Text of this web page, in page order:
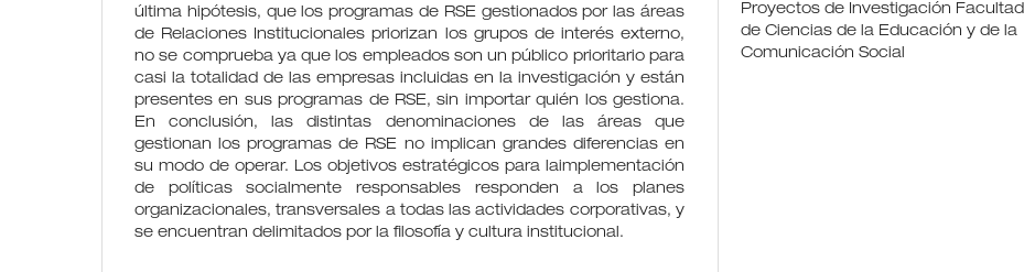
última hipótesis, que los programas de RSE gestionados por las áreas
de Relaciones Institucionales priorizan los grupos de interés externo,
no se comprueba ya que los empleados son un público prioritario para
casi la totalidad de las empresas incluidas en la investigación y están
presentes en sus programas de RSE, sin importar quién los gestiona.
En conclusión, las distintas denominaciones de las áreas que
gestionan los programas de RSE no implican grandes diferencias en
su modo de operar. Los objetivos estratégicos para laimplementación
de políticas socialmente responsables responden a los planes
organizacionales, transversales a todas las actividades corporativas, y
se encuentran delimitados por la filosofía y cultura institucional.
Proyectos de Investigación Facultad
de Ciencias de la Educación y de la
Comunicación Social